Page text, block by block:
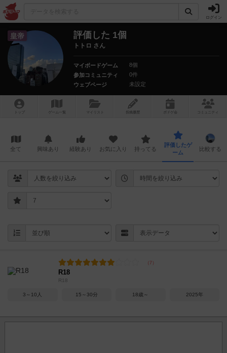
ログイン
皇帝 評価した 1個
トトロ さん
マイボードゲーム
8個
参加コミュニティ
0件
ウェブページ
未設定
トップ ゲーム一覧 マイリスト 投稿履歴 ボ ドゲ コミュニティ
全て 興味あり 経験あり お気に入り 持ってる
評価したゲ
ーム
比較する
R18
R18
3～10人 15～30分 18歳～ 2025年